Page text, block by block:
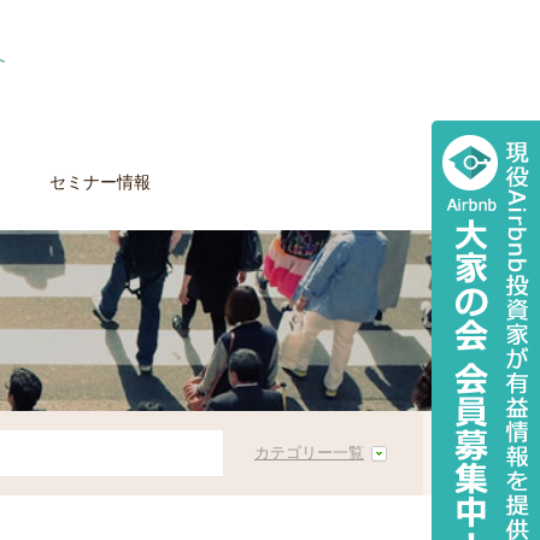
セミナー情報
カテゴリー一覧